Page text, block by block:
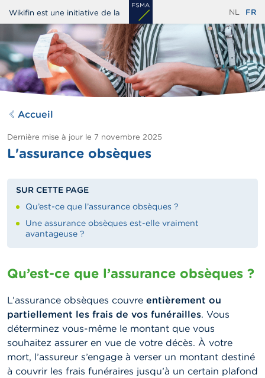
Aller
au
principal
Wikifin est une initiative de la NL FR
Accueil
Dernière mise à jour le 7 novembre 2025
L'assurance obsèques
SUR CETTE PAGE
Qu’est-ce que l’assurance obsèques ?
Une assurance obsèques est-elle vraiment
avantageuse ?
Qu’est-ce que l’assurance obsèques ?
L’assurance obsèques couvre entièrement ou
partiellement les frais de vos funérailles. Vous
déterminez vous-même le montant que vous
souhaitez assurer en vue de votre décès. À votre
mort, l’assureur s’engage à verser un montant destiné
à couvrir les frais funéraires jusqu’à un certain plafond